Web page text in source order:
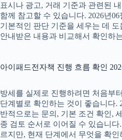
표시나 광고, 거래 기준과 관련된
함께 참고할 수 있습니다. 2026년
기본적인 판단 기준을 세우는 데
안내받은 내용과 비교해서 확인하
아이패드전자책 진행 흐름 확인
방세를 실제로 진행하려면 처음부
단계별로 확인하는 것이 좋습니다.
반적으로는 문의, 기본 조건 확인,
종 검토 순서로 이어질 수 있습니
르지만, 현재 단계에서 무엇을 확